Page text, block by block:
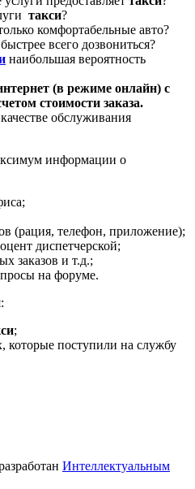
такси?
комфортабельные авто?
быстрее всего дозвониться?
наибольшая вероятность
(в режиме онлайн) с
стоимости заказа.
обслуживания
информации о
(рация, телефон, приложение);
диспетчерской;
заказов и т.д.;
на форуме.
:
;
которые поступили на службу
Интеллектуальным